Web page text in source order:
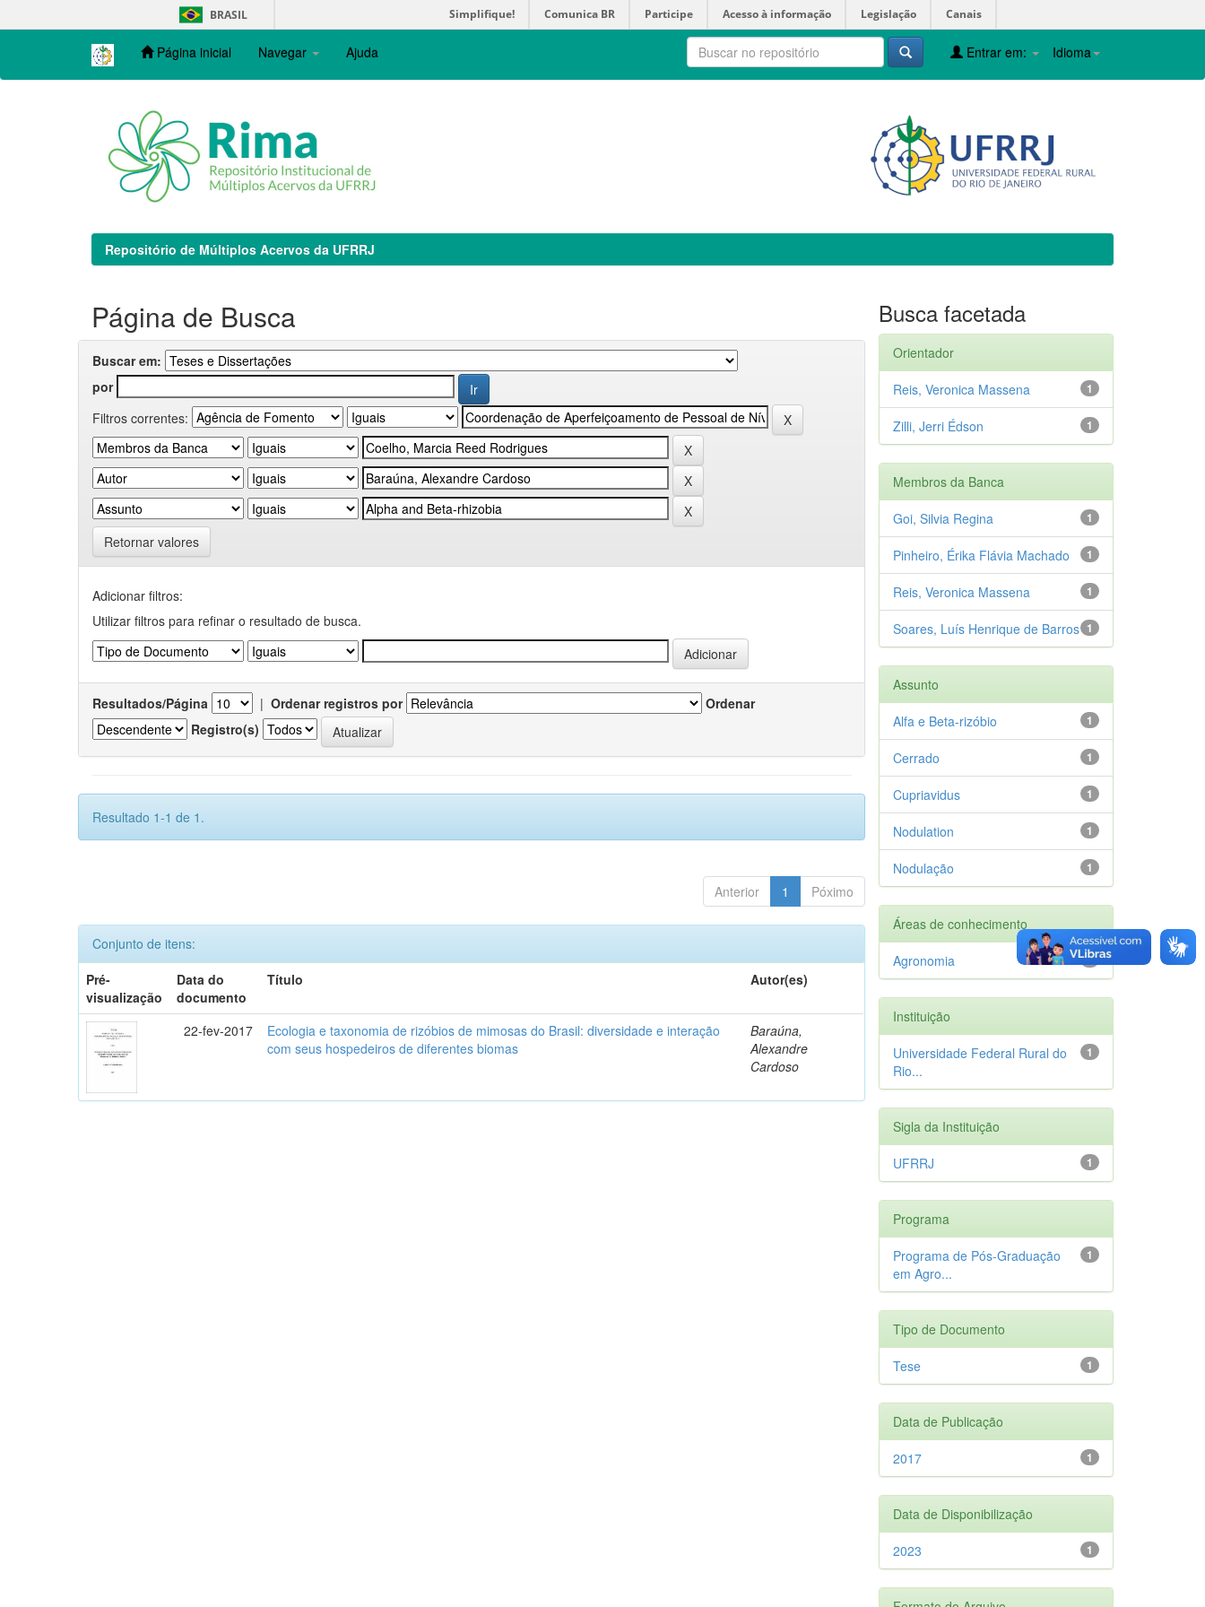
navigation
BRASIL Simplifique! Comunica BR Participe Acesso à informação Legislação Canais
Página inicial Navegar Ajuda Idioma
Entrar em:
Repositório de Múltiplos Acervos da UFRRJ
Página de Busca
Buscar em:
por
Filtros correntes:
Retornar valores
Adicionar filtros:
Utilizar filtros para refinar o resultado de busca.
Resultados/Página | Ordenar registros por
Ordenar
Registro(s)
Resultado 1-1 de 1.
Anterior 1 Póximo
Conjunto de itens:
Pré-
visualização
Data do
documento
Título Autor(es)
22-fev-2017
Ecologia e taxonomia de rizóbios de mimosas do Brasil: diversidade e interação
com seus hospedeiros de diferentes biomas
Baraúna,
Alexandre
Cardoso
Busca facetada
Orientador
1
Reis, Veronica Massena
1
Zilli, Jerri Édson
Membros da Banca
1
Goi, Silvia Regina
1
Pinheiro, Érika Flávia Machado
1
Reis, Veronica Massena
1
Soares, Luís Henrique de Barros
Assunto
1
Alfa e Beta-rizóbio
1
Cerrado
1
Cupriavidus
1
Nodulation
1
Nodulação
Áreas de conhecimento
1
Agronomia
Instituição
1
Universidade Federal Rural do
Rio...
Sigla da Instituição
1
UFRRJ
Programa
1
Programa de Pós-Graduação
em Agro...
Tipo de Documento
1
Tese
Data de Publicação
1
2017
Data de Disponibilização
1
2023